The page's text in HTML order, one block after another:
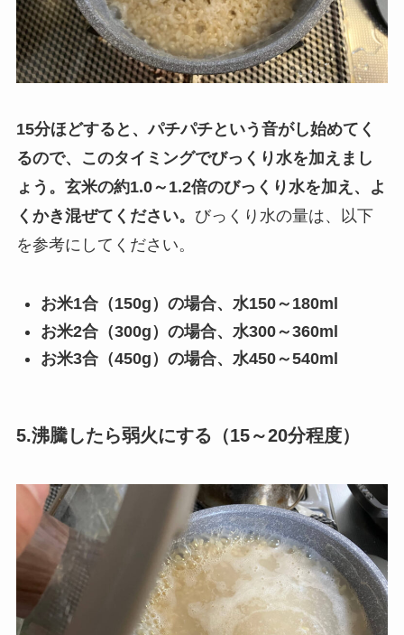
15分ほどすると、パチパチという音がし始めてく
るので、このタイミングでびっくり水を加えまし
ょう。玄米の約1.0～1.2倍のびっくり水を加え、よ
くかき混ぜてください。 びっくり水の量は、以下
を参考にしてください。
お米1合（150g）の場合、水150～180ml
お米2合（300g）の場合、水300～360ml
お米3合（450g）の場合、水450～540ml
5.沸騰したら弱火にする（15～20分程度）